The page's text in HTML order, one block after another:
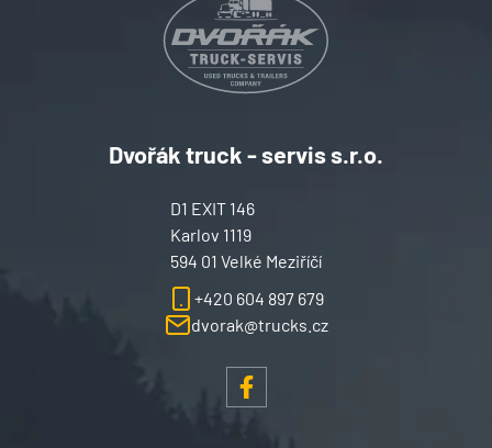
Dvořák truck - servis s.r.o.
dvorak@trucks.cz
+420 604 897 679
D1 EXIT 146
Karlov 1119
594 01 Velké Meziříčí